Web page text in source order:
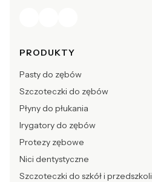
Linki w stopce
PRODUKTY
Pasty do zębów
Szczoteczki do zębów
Płyny do płukania
Irygatory do zębów
Protezy zębowe
Nici dentystyczne
Szczoteczki do szkół i przedszkoli